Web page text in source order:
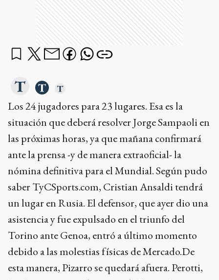
Los 24 jugadores para 23 lugares. Esa es la
situación que deberá resolver Jorge Sampaoli en
las próximas horas, ya que mañana confirmará
ante la prensa -y de manera extraoficial- la
nómina definitiva para el Mundial. Según pudo
saber TyCSports.com, Cristian Ansaldi tendrá
un lugar en Rusia. El defensor, que ayer dio una
asistencia y fue expulsado en el triunfo del
Torino ante Genoa, entró a último momento
debido a las molestias físicas de Mercado.De
esta manera, Pizarro se quedará afuera. Perotti,